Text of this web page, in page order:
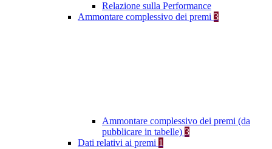
Relazione sulla Performance
Ammontare complessivo dei premi 3
Ammontare complessivo dei premi (da
pubblicare in tabelle) 3
Dati relativi ai premi 1